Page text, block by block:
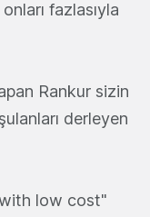
fazlasıyla
Rankur sizin
derleyen
low cost"